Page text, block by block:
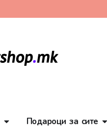
Подароци за сите